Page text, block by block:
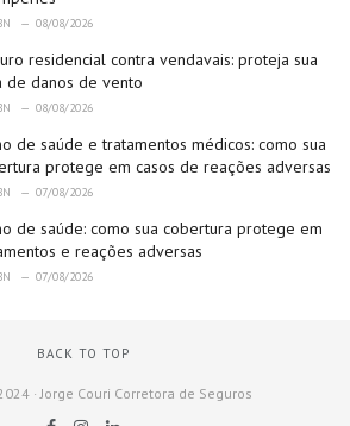
08/08/2026
residencial contra vendavais: proteja sua
de danos de vento
08/08/2026
de saúde e tratamentos médicos: como sua
protege em casos de reações adversas
07/08/2026
de saúde: como sua cobertura protege em
e reações adversas
07/08/2026
BACK TO TOP
· Jorge Couri Corretora de Seguros